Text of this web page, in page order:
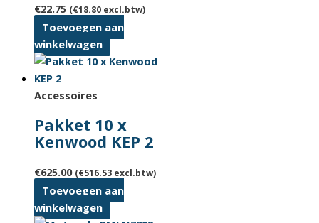
€22.75 (€18.80 excl.btw)
Toevoegen aan
winkelwagen
Accessoires
Pakket 10 x
Kenwood KEP 2
€625.00 (€516.53 excl.btw)
Toevoegen aan
winkelwagen